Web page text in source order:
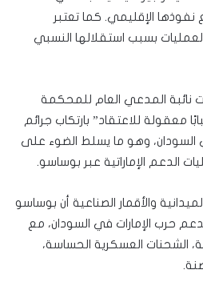
الإقليمي. كما تعتبر
بسبب استقلالها النسبي
نائبة المدعي العام للمحكمة
معقولة للاعتقاد” بارتكاب جرائم
السودان، وهو ما يسلط الضوء على
الدعم الإماراتية عبر بوساسو.
والأقمار الصناعية أن بوساسو
حرب الإمارات في السودان، مع
الشحنات العسكرية الحساسة،